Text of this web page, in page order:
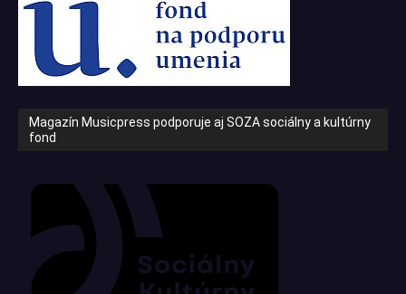
Magazín Musicpress podporuje aj SOZA sociálny a kultúrny
fond